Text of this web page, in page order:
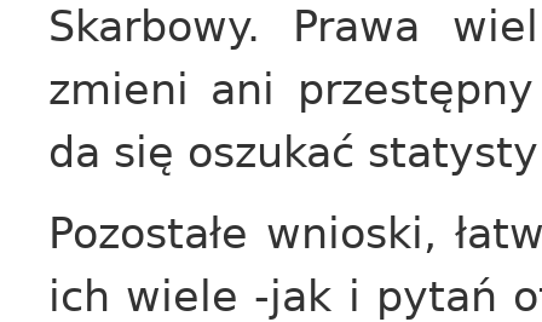
Skarbowy. Prawa
zmieni ani
da się oszukać
Pozostałe wnioski,
ich wiele -jak i pytań